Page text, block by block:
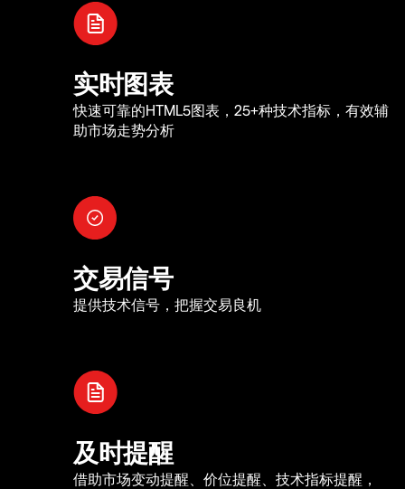
实时图表
快速可靠的HTML5图表，25+种技术指标，有效辅
助市场走势分析
交易信号
提供技术信号，把握交易良机
及时提醒
借助市场变动提醒、价位提醒、技术指标提醒，